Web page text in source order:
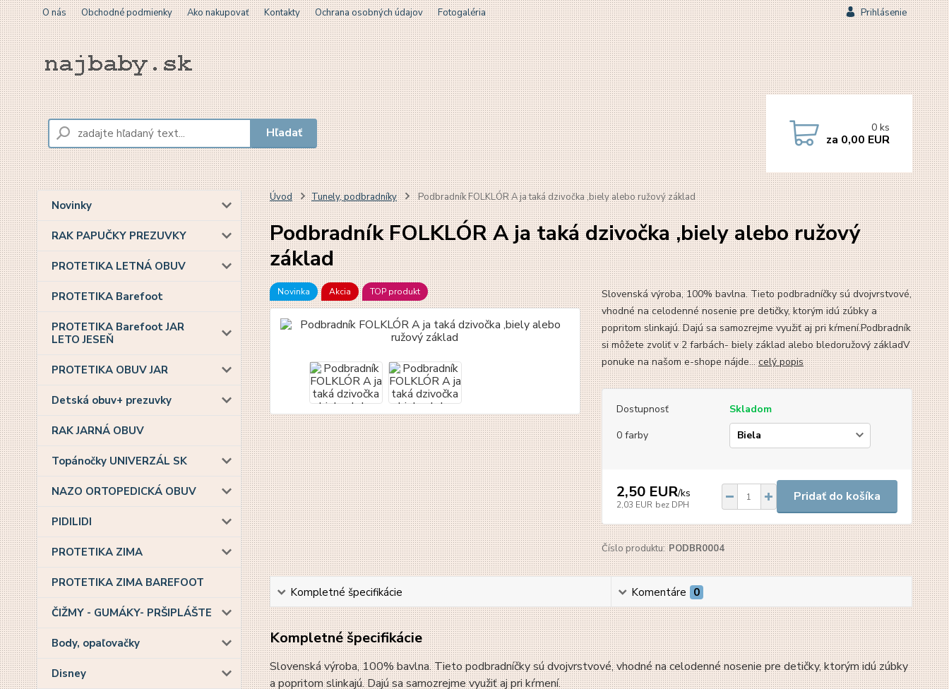
O nás Obchodné podmienky Ako nakupovať Kontakty Ochrana osobných údajov Fotogaléria Prihlásenie
Hľadať 0 ks
za 0,00 EUR
Novinky
RAK PAPUČKY PREZUVKY
PROTETIKA LETNÁ OBUV
PROTETIKA Barefoot
PROTETIKA Barefoot JAR
LETO JESEŇ
PROTETIKA OBUV JAR
Detská obuv+ prezuvky
RAK JARNÁ OBUV
Topánočky UNIVERZÁL SK
NAZO ORTOPEDICKÁ OBUV
PIDILIDI
PROTETIKA ZIMA
PROTETIKA ZIMA BAREFOOT
ČIŽMY - GUMÁKY- PRŠIPLÁŠTE
Body, opaľovačky
Disney
Úvod Tunely, podbradníky Podbradník FOLKLÓR A ja taká dzivočka ,biely alebo ružový základ
Podbradník FOLKLÓR A ja taká dzivočka ,biely alebo ružový
základ
Novinka Akcia TOP produkt
Slovenská výroba, 100% bavlna. Tieto podbradníčky sú dvojvrstvové,
vhodné na celodenné nosenie pre detičky, ktorým idú zúbky a
popritom slinkajú. Dajú sa samozrejme využiť aj pri kŕmení.Podbradník
si môžete zvoliť v 2 farbách- biely základ alebo bledoružový základV
ponuke na našom e-shope nájde...celý popis
Dostupnosť
Skladom
0 farby
2,50 EUR/ks
2,03 EUR bez DPH
Pridať do košíka
Číslo produktu: PODBR0004
Kompletné špecifikácie Komentáre 0
Kompletné špecifikácie
Slovenská výroba, 100% bavlna. Tieto podbradníčky sú dvojvrstvové, vhodné na celodenné nosenie pre detičky, ktorým idú zúbky
a popritom slinkajú. Dajú sa samozrejme využiť aj pri kŕmení.